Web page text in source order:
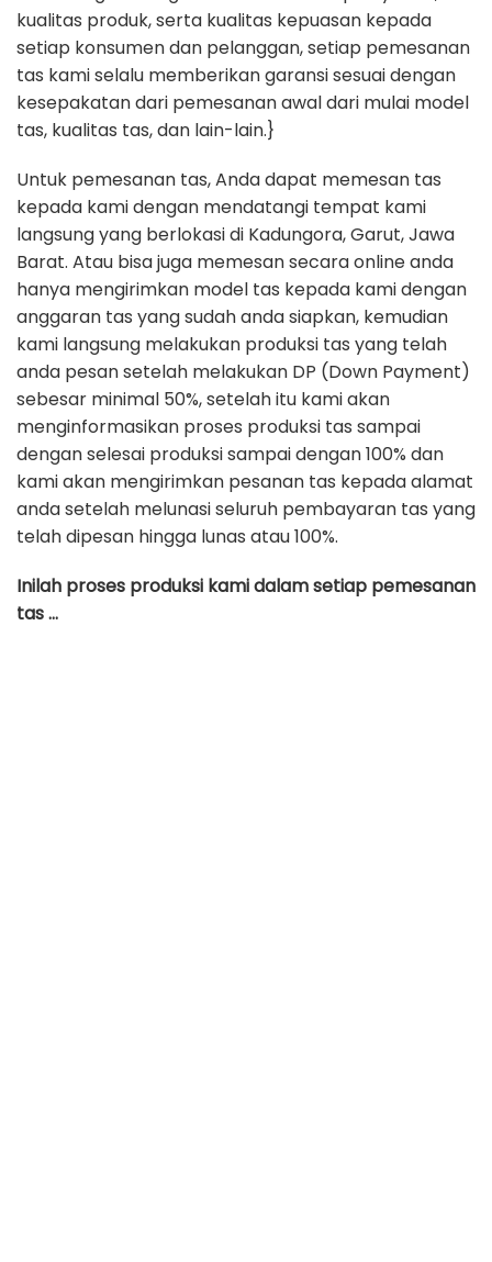
kualitas produk, serta kualitas kepuasan kepada
setiap konsumen dan pelanggan, setiap pemesanan
tas kami selalu memberikan garansi sesuai dengan
kesepakatan dari pemesanan awal dari mulai model
tas, kualitas tas, dan lain-lain.}
Untuk pemesanan tas, Anda dapat memesan tas
kepada kami dengan mendatangi tempat kami
langsung yang berlokasi di Kadungora, Garut, Jawa
Barat. Atau bisa juga memesan secara online anda
hanya mengirimkan model tas kepada kami dengan
anggaran tas yang sudah anda siapkan, kemudian
kami langsung melakukan produksi tas yang telah
anda pesan setelah melakukan DP (Down Payment)
sebesar minimal 50%, setelah itu kami akan
menginformasikan proses produksi tas sampai
dengan selesai produksi sampai dengan 100% dan
kami akan mengirimkan pesanan tas kepada alamat
anda setelah melunasi seluruh pembayaran tas yang
telah dipesan hingga lunas atau 100%.
Inilah proses produksi kami dalam setiap pemesanan
tas …